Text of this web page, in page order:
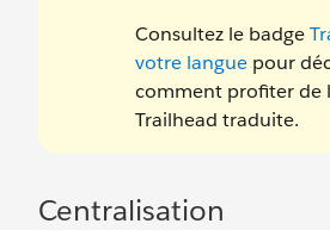
Consultez le badge
votre langue pour
comment profiter de
Trailhead traduite.
Centralisation